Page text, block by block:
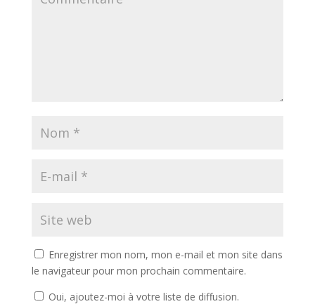
Enregistrer mon nom, mon e-mail et mon site dans
le navigateur pour mon prochain commentaire.
Oui, ajoutez-moi à votre liste de diffusion.